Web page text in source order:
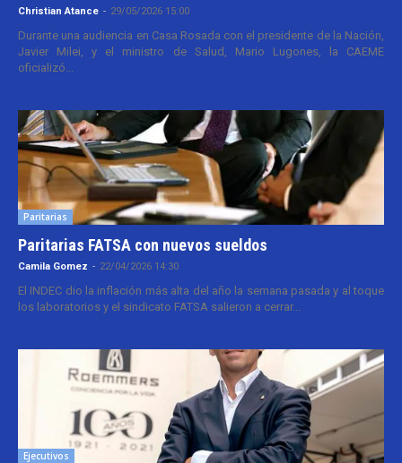
Christian Atance - 29/05/2026 15:00
Durante una audiencia en Casa Rosada con el presidente de la Nación,
Javier Milei, y el ministro de Salud, Mario Lugones, la CAEME
oficializó...
Paritarias
Paritarias FATSA con nuevos sueldos
Camila Gomez - 22/04/2026 14:30
El INDEC dio la inflación más alta del año la semana pasada y al toque
los laboratorios y el sindicato FATSA salieron a cerrar...
Ejecutivos